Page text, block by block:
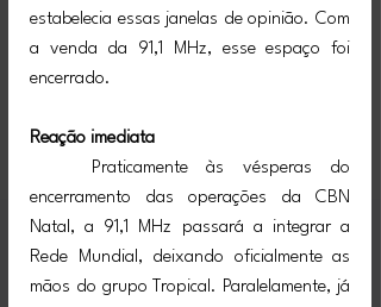
estabelecia essas janelas de opinião. Com
a venda da 91,1 MHz, esse espaço foi
encerrado.
Reação imediata
encerramento das operações da CBN
Natal, a 91,1 MHz passará a integrar a
Rede Mundial, deixando oficialmente as
mãos do grupo Tropical. Paralelamente, já